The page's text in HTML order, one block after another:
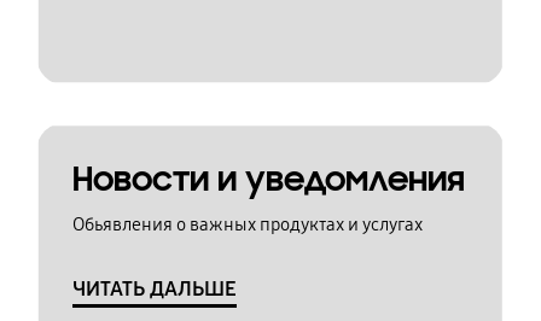
Новости и уведомления
Обьявления о важных продуктах и услугах
ЧИТАТЬ ДАЛЬШЕ